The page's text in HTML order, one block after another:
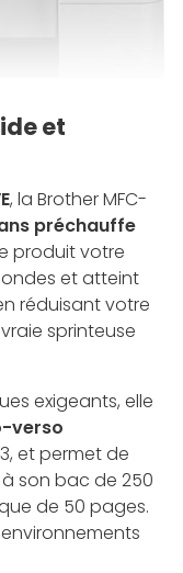
et
, la Brother MFC-
préchauffe
produit votre
et atteint
réduisant votre
sprinteuse
exigeants, elle
verso
et permet de
son bac de 250
de 50 pages.